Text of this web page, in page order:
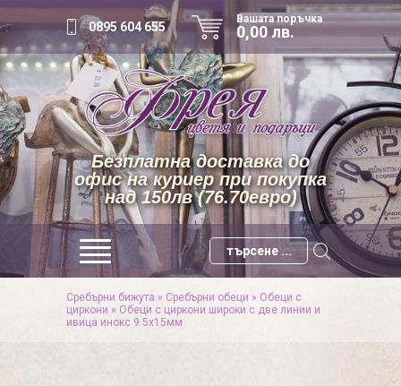
0895 604 655
Вашата поръчка
0,00 лв.
Безплатна доставка до
офис на куриер при покупка
над 150лв (76.70евро)
Сребърни бижута » Сребърни обеци » Обеци с
циркони » Обеци с циркони широки с две линии и
ивица инокс 9.5х15мм